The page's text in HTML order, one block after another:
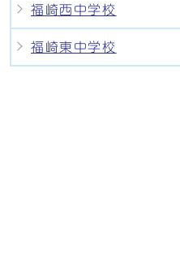
福崎西中学校
福崎東中学校